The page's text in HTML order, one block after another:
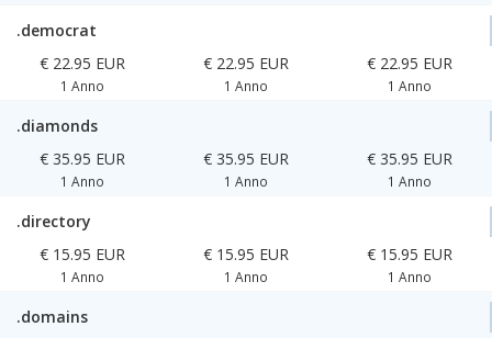
.democrat
€ 22.95 EUR
1 Anno
€ 22.95 EUR
1 Anno
€ 22.95 EUR
1 Anno
.diamonds
€ 35.95 EUR
1 Anno
€ 35.95 EUR
1 Anno
€ 35.95 EUR
1 Anno
.directory
€ 15.95 EUR
1 Anno
€ 15.95 EUR
1 Anno
€ 15.95 EUR
1 Anno
.domains